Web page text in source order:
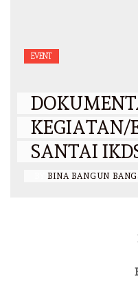
EVENT
KEGIATAN/
SANTAI
BINA BANGUN